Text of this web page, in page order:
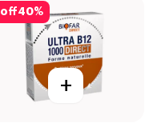
40%
off
+